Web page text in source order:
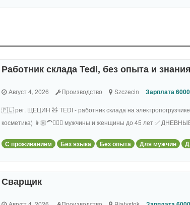
Работник склада Tedi, без опыта и
Август 4, 2026 Производство Szczecin Зарплата
🇵🇱 рег. ЩЕЦИН 🧸 TEDI - работник склада на
косметика) 👩🏼‍🦱🧔🏻‍♂️ мужчины и женщины до 45 лет ✅
С проживанием Без языка Без опыта Для мужчин
Сварщик